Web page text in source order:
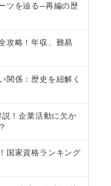
ツを辿る─再編の歴
攻略！年収、難易
関係：歴史を紐解く
！企業活動に欠か
国家資格ランキング